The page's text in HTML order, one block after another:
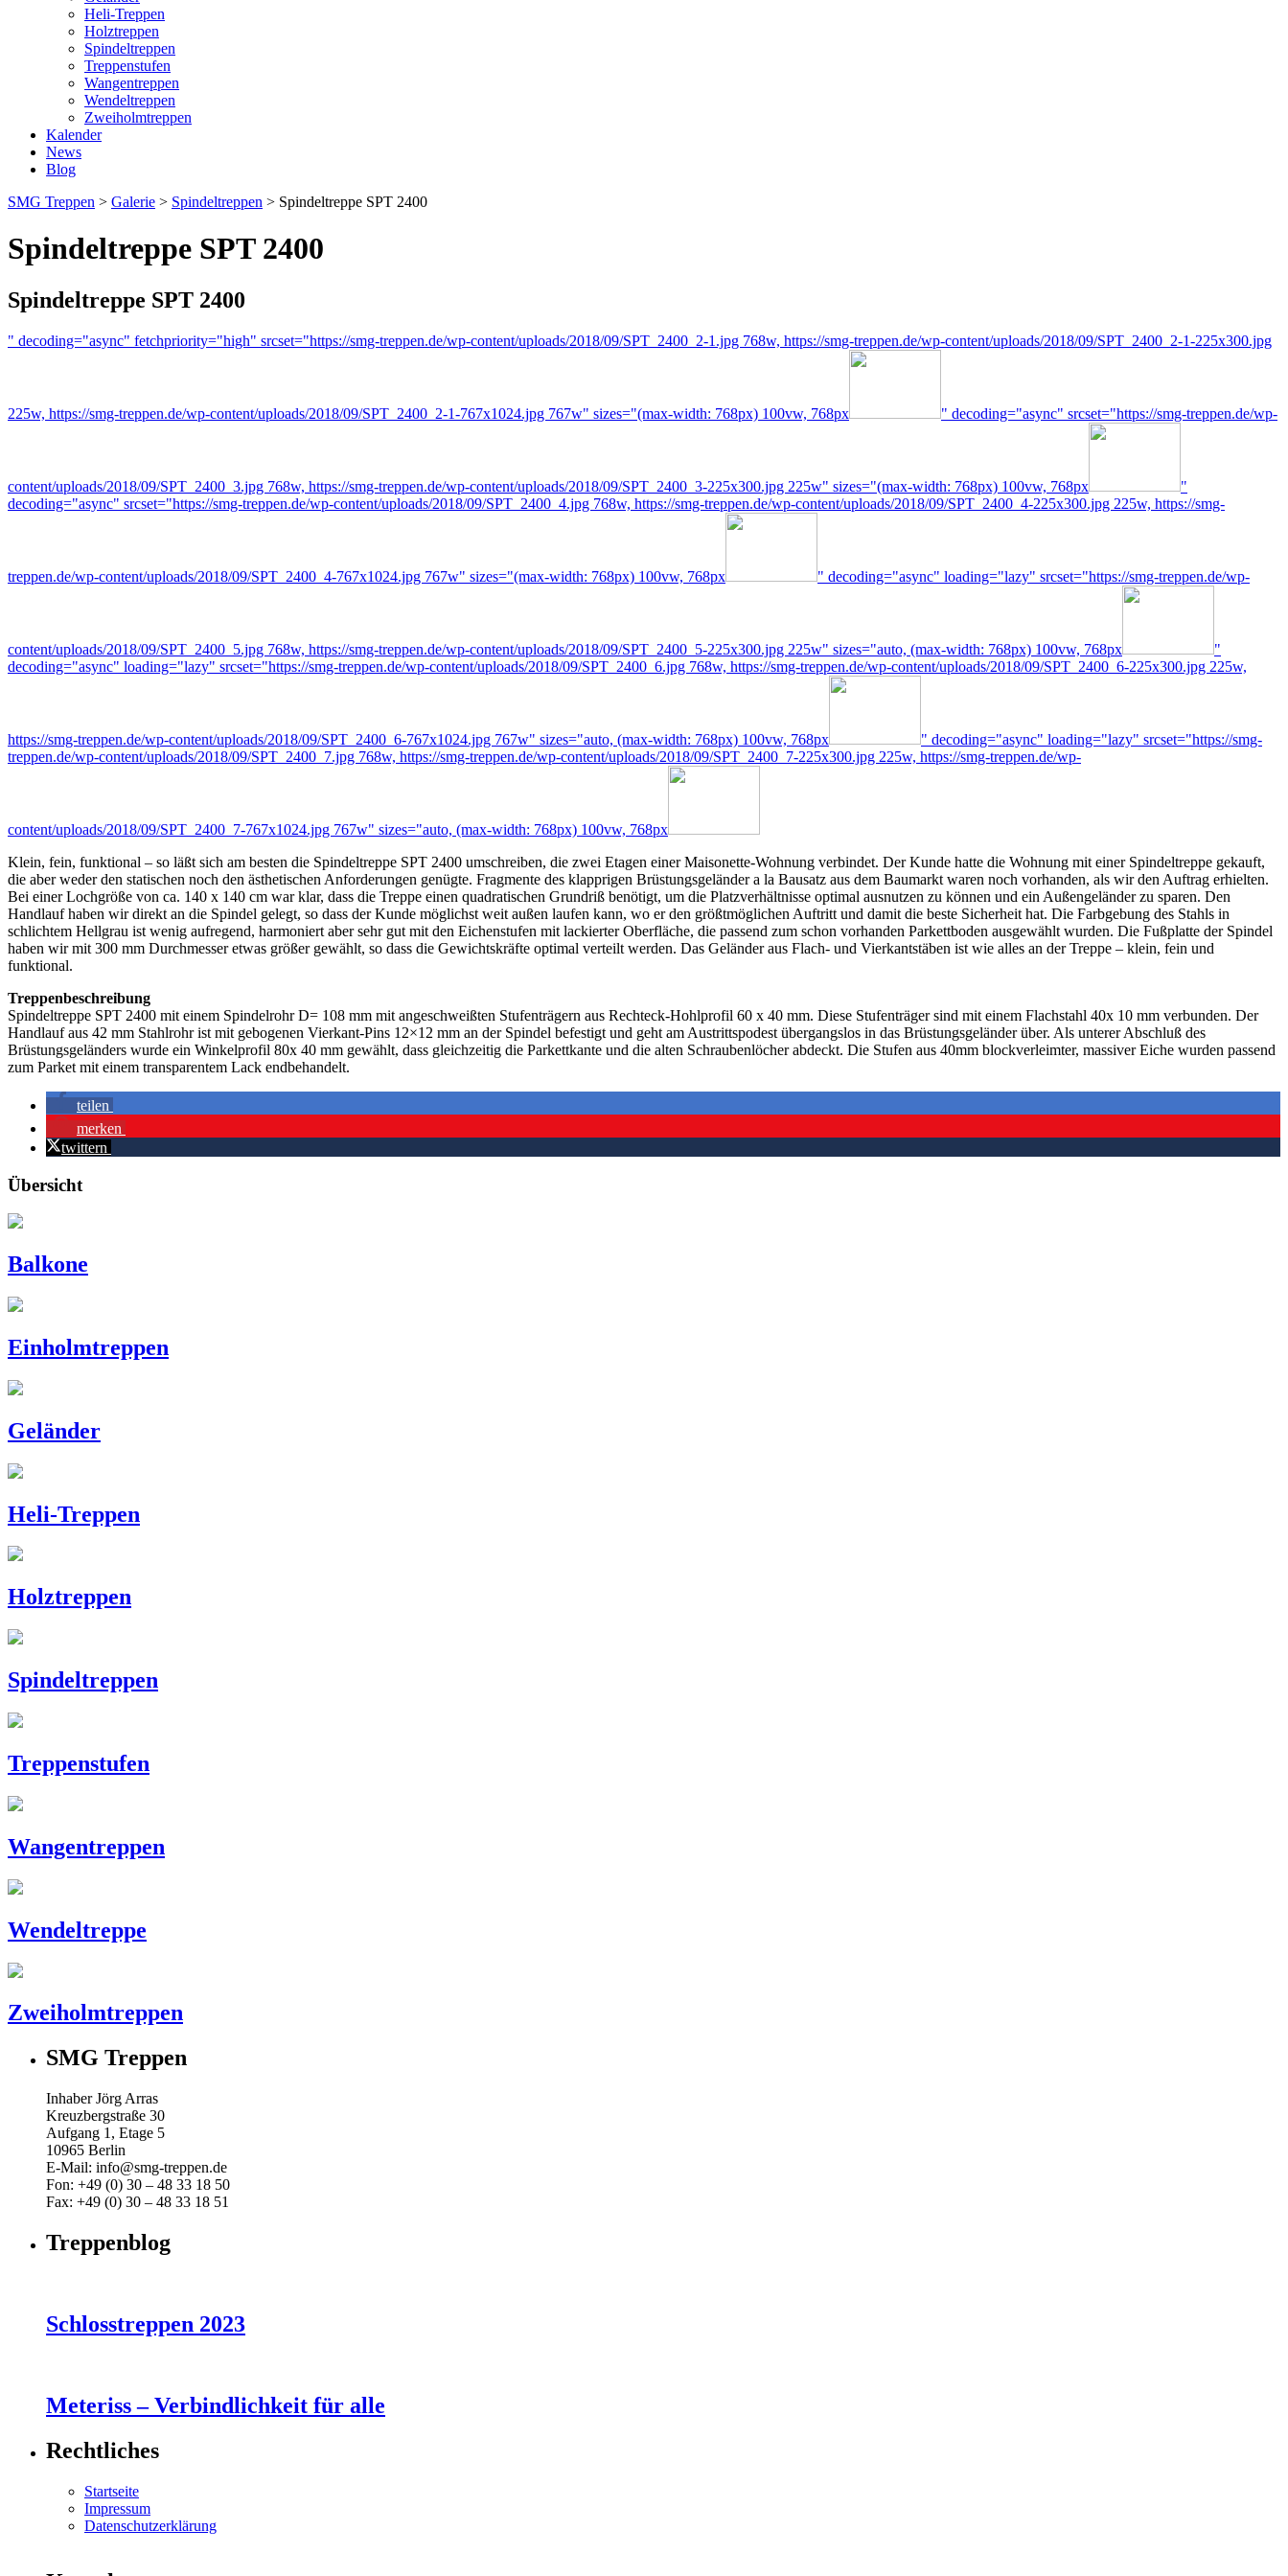
Heli-Treppen
Holztreppen
Spindeltreppen
Treppenstufen
Wangentreppen
Wendeltreppen
Zweiholmtreppen
Kalender
News
Blog
SMG Treppen > Galerie > Spindeltreppen > Spindeltreppe SPT 2400
Spindeltreppe SPT 2400
Spindeltreppe SPT 2400
" decoding="async" fetchpriority="high" srcset="https://smg-treppen.de/wp-content/uploads/2018/09/SPT_2400_2-1.jpg 768w, https://smg-treppen.de/wp-content/uploads/2018/09/SPT_2400_2-1-225x300.jpg
225w, https://smg-treppen.de/wp-content/uploads/2018/09/SPT_2400_2-1-767x1024.jpg 767w" sizes="(max-width: 768px) 100vw, 768px " decoding="async" srcset="https://smg-treppen.de/wp-
content/uploads/2018/09/SPT_2400_3.jpg 768w, https://smg-treppen.de/wp-content/uploads/2018/09/SPT_2400_3-225x300.jpg 225w" sizes="(max-width: 768px) 100vw, 768px
"
decoding="async" srcset="https://smg-treppen.de/wp-content/uploads/2018/09/SPT_2400_4.jpg 768w, https://smg-treppen.de/wp-content/uploads/2018/09/SPT_2400_4-225x300.jpg 225w, https://smg-
treppen.de/wp-content/uploads/2018/09/SPT_2400_4-767x1024.jpg 767w" sizes="(max-width: 768px) 100vw, 768px " decoding="async" loading="lazy" srcset="https://smg-treppen.de/wp-
content/uploads/2018/09/SPT_2400_5.jpg 768w, https://smg-treppen.de/wp-content/uploads/2018/09/SPT_2400_5-225x300.jpg 225w" sizes="auto, (max-width: 768px) 100vw, 768px
"
decoding="async" loading="lazy" srcset="https://smg-treppen.de/wp-content/uploads/2018/09/SPT_2400_6.jpg 768w, https://smg-treppen.de/wp-content/uploads/2018/09/SPT_2400_6-225x300.jpg 225w,
https://smg-treppen.de/wp-content/uploads/2018/09/SPT_2400_6-767x1024.jpg 767w" sizes="auto, (max-width: 768px) 100vw, 768px
" decoding="async" loading="lazy" srcset="https://smg-
treppen.de/wp-content/uploads/2018/09/SPT_2400_7.jpg 768w, https://smg-treppen.de/wp-content/uploads/2018/09/SPT_2400_7-225x300.jpg 225w, https://smg-treppen.de/wp-
content/uploads/2018/09/SPT_2400_7-767x1024.jpg 767w" sizes="auto, (max-width: 768px) 100vw, 768px
Klein, fein, funktional – so läßt sich am besten die Spindeltreppe SPT 2400 umschreiben, die zwei Etagen einer Maisonette-Wohnung verbindet. Der Kunde hatte die Wohnung mit einer Spindeltreppe gekauft,
die aber weder den statischen noch den ästhetischen Anforderungen genügte. Fragmente des klapprigen Brüstungsgeländer a la Bausatz aus dem Baumarkt waren noch vorhanden, als wir den Auftrag erhielten.
Bei einer Lochgröße von ca. 140 x 140 cm war klar, dass die Treppe einen quadratischen Grundriß benötigt, um die Platzverhältnisse optimal ausnutzen zu können und ein Außengeländer zu sparen. Den
Handlauf haben wir direkt an die Spindel gelegt, so dass der Kunde möglichst weit außen laufen kann, wo er den größtmöglichen Auftritt und damit die beste Sicherheit hat. Die Farbgebung des Stahls in
schlichtem Hellgrau ist wenig aufregend, harmoniert aber sehr gut mit den Eichenstufen mit lackierter Oberfläche, die passend zum schon vorhanden Parkettboden ausgewählt wurden. Die Fußplatte der Spindel
haben wir mit 300 mm Durchmesser etwas größer gewählt, so dass die Gewichtskräfte optimal verteilt werden. Das Geländer aus Flach- und Vierkantstäben ist wie alles an der Treppe – klein, fein und
funktional.
Treppenbeschreibung
Spindeltreppe SPT 2400 mit einem Spindelrohr D= 108 mm mit angeschweißten Stufenträgern aus Rechteck-Hohlprofil 60 x 40 mm. Diese Stufenträger sind mit einem Flachstahl 40x 10 mm verbunden. Der
Handlauf aus 42 mm Stahlrohr ist mit gebogenen Vierkant-Pins 12×12 mm an der Spindel befestigt und geht am Austrittspodest übergangslos in das Brüstungsgeländer über. Als unterer Abschluß des
Brüstungsgeländers wurde ein Winkelprofil 80x 40 mm gewählt, dass gleichzeitig die Parkettkante und die alten Schraubenlöcher abdeckt. Die Stufen aus 40mm blockverleimter, massiver Eiche wurden passend
zum Parket mit einem transparentem Lack endbehandelt.
teilen
merken
twittern
Übersicht
Balkone
Einholmtreppen
Geländer
Heli-Treppen
Holztreppen
Spindeltreppen
Treppenstufen
Wangentreppen
Wendeltreppe
Zweiholmtreppen
SMG Treppen
Inhaber Jörg Arras
Kreuzbergstraße 30
Aufgang 1, Etage 5
10965 Berlin
E-Mail: info@smg-treppen.de
Fon: +49 (0) 30 – 48 33 18 50
Fax: +49 (0) 30 – 48 33 18 51
Treppenblog
Schlosstreppen 2023
Meteriss – Verbindlichkeit für alle
Rechtliches
Startseite
Impressum
Datenschutzerklärung